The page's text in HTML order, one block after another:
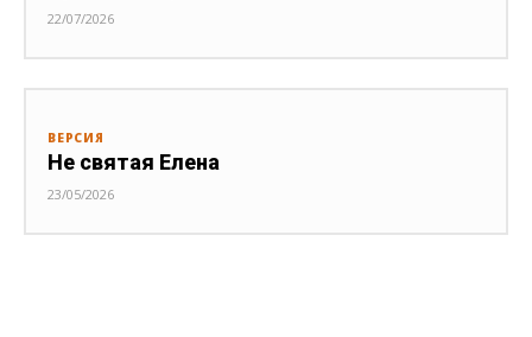
22/07/2026
ВЕРСИЯ
Не святая Елена
23/05/2026